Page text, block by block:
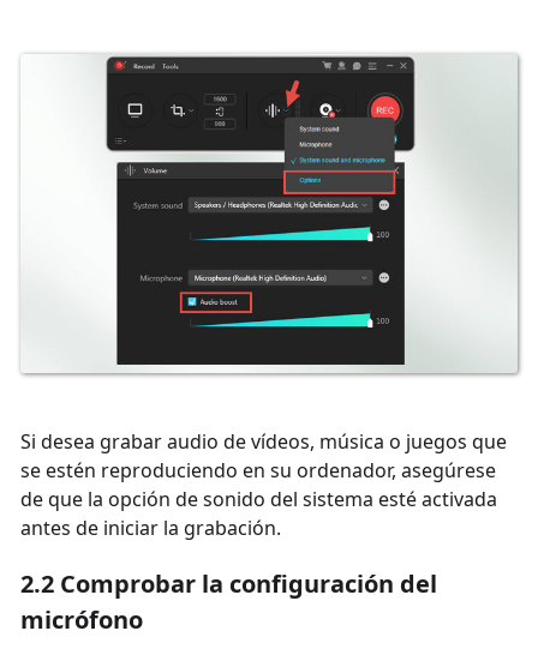
Si desea grabar audio de vídeos, música o juegos que
se estén reproduciendo en su ordenador, asegúrese
de que la opción de sonido del sistema esté activada
antes de iniciar la grabación.
2.2 Comprobar la configuración del
micrófono